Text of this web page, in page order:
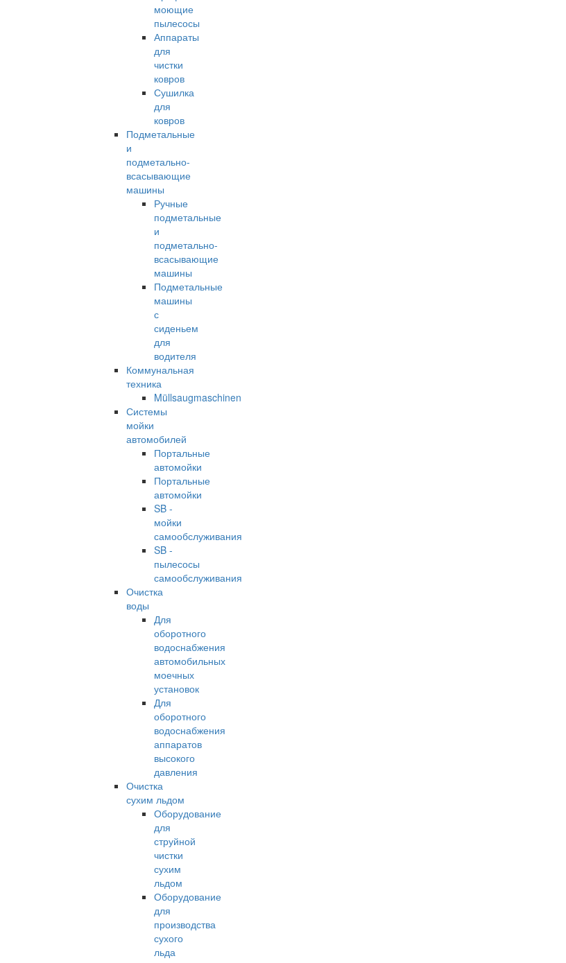
моющие
пылесосы
Аппараты
для
чистки
ковров
Сушилка
для
ковров
Подметальные
и
подметально-
всасывающие
машины
Ручные
подметальные
и
подметально-
всасывающие
машины
Подметальные
машины
с
сиденьем
для
водителя
Коммунальная
техника
Müllsaugmaschinen
Системы
мойки
автомобилей
Портальные
автомойки
Портальные
автомойки
SB -
мойки
самообслуживания
SB -
пылесосы
самообслуживания
Очистка
воды
Для
оборотного
водоснабжения
автомобильных
моечных
установок
Для
оборотного
водоснабжения
аппаратов
высокого
давления
Очистка
сухим льдом
Оборудование
для
струйной
чистки
сухим
льдом
Оборудование
для
производства
сухого
льда